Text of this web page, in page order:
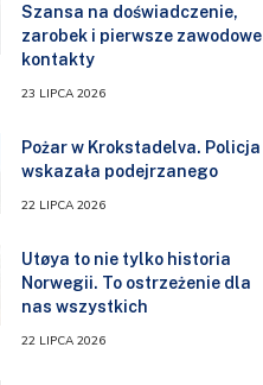
Szansa na doświadczenie,
zarobek i pierwsze zawodowe
kontakty
23 LIPCA 2026
Pożar w Krokstadelva. Policja
wskazała podejrzanego
22 LIPCA 2026
Utøya to nie tylko historia
Norwegii. To ostrzeżenie dla
nas wszystkich
22 LIPCA 2026